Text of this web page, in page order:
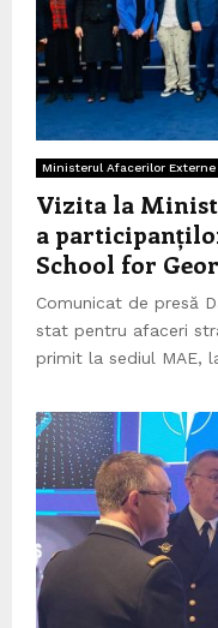
Ministerul Afacerilor Externe
Vizita la
a
School for
Comunicat de presă
stat pentru afaceri
primit la sediul MAE,